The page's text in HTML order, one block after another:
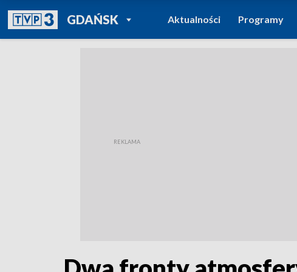
GDAŃSKPOWRÓT DO
TVP REGIONY
Aktualności Programy